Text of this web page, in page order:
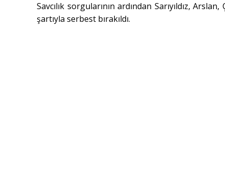
Savcılık sorgularının ardından Sarıyıldız,
şartıyla serbest bırakıldı.